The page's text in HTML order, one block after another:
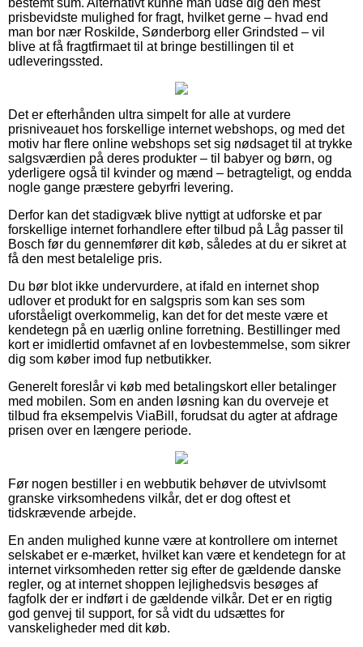
prisbevidste mulighed for fragt, hvilket gerne – hvad end
man bor nær Roskilde, Sønderborg eller Grindsted – vil
blive at få fragtfirmaet til at bringe bestillingen til et
udleveringssted.
Det er efterhånden ultra simpelt for alle at vurdere
prisniveauet hos forskellige internet webshops, og med det
motiv har flere online webshops set sig nødsaget til at trykke
salgsværdien på deres produkter – til babyer og børn, og
yderligere også til kvinder og mænd – betragteligt, og endda
nogle gange præstere gebyrfri levering.
Derfor kan det stadigvæk blive nyttigt at udforske et par
forskellige internet forhandlere efter tilbud på Låg passer til
Bosch før du gennemfører dit køb, således at du er sikret at
få den mest betalelige pris.
Du bør blot ikke undervurdere, at ifald en internet shop
udlover et produkt for en salgspris som kan ses som
uforståeligt overkommelig, kan det for det meste være et
kendetegn på en uærlig online forretning. Bestillinger med
kort er imidlertid omfavnet af en lovbestemmelse, som sikrer
dig som køber imod fup netbutikker.
Generelt foreslår vi køb med betalingskort eller betalinger
med mobilen. Som en anden løsning kan du overveje et
tilbud fra eksempelvis ViaBill, forudsat du agter at afdrage
prisen over en længere periode.
Før nogen bestiller i en webbutik behøver de utvivlsomt
granske virksomhedens vilkår, det er dog oftest et
tidskrævende arbejde.
En anden mulighed kunne være at kontrollere om internet
selskabet er e-mærket, hvilket kan være et kendetegn for at
internet virksomheden retter sig efter de gældende danske
regler, og at internet shoppen lejlighedsvis besøges af
fagfolk der er indført i de gældende vilkår. Det er en rigtig
god genvej til support, for så vidt du udsættes for
vanskeligheder med dit køb.